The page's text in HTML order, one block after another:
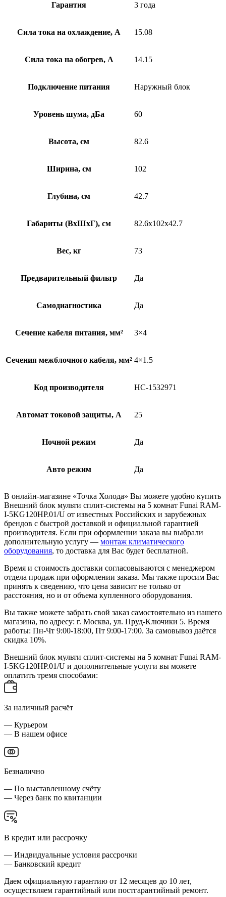
Гарантия 3 года
Сила тока на охлаждение, А 15.08
Сила тока на обогрев, А 14.15
Подключение питания Наружный блок
Уровень шума, дБа 60
Высота, см 82.6
Ширина, см 102
Глубина, см 42.7
Габариты (ВхШхГ), см 82.6x102x42.7
Вес, кг 73
Предварительный фильтр Да
Самодиагностика Да
Сечение кабеля питания, мм² 3×4
Сечения межблочного кабеля, мм² 4×1.5
Код производителя НС-1532971
Автомат токовой защиты, А 25
Ночной режим Да
Авто режим Да
В онлайн-магазине «Точка Холода» Вы можете удобно купить
Внешний блок мульти сплит-системы на 5 комнат Funai RAM-
I-5KG120HP.01/U от известных Российских и зарубежных
брендов с быстрой доставкой и официальной гарантией
производителя. Если при оформлении заказа вы выбрали
дополнительную услугу — монтаж климатического
оборудования, то доставка для Вас будет бесплатной.
Время и стоимость доставки согласовываются с менеджером
отдела продаж при оформлении заказа. Мы также просим Вас
принять к сведению, что цена зависит не только от
расстояния, но и от объема купленного оборудования.
Вы также можете забрать свой заказ самостоятельно из нашего
магазина, по адресу: г. Москва, ул. Пруд-Ключики 5. Время
работы: Пн-Чт 9:00-18:00, Пт 9:00-17:00. За самовывоз даётся
скидка 10%.
Внешний блок мульти сплит-системы на 5 комнат Funai RAM-
I-5KG120HP.01/U и дополнительные услуги вы можете
оплатить тремя способами:
За наличный расчёт
— Курьером
— В нашем офисе
Безналично
— По выставленному счёту
— Через банк по квитанции
В кредит или рассрочку
— Индвидуальные условия рассрочки
— Банковский кредит
Даем официальную гарантию от 12 месяцев до 10 лет,
осуществляем гарантийный или постгарантийный ремонт.